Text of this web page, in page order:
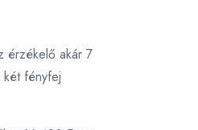
érzékelő akár 7
fényfej